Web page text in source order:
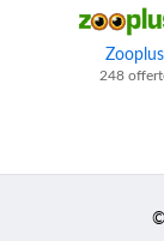
Zooplus
248
©